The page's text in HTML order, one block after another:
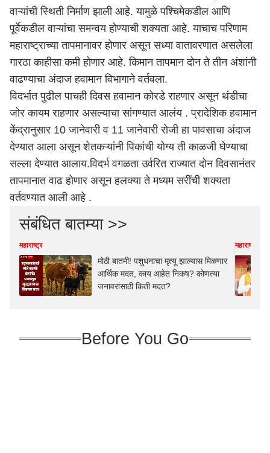
वाऱ्यांची स्थिती निर्माण झाली आहे. यामुळे पश्चिमेकडील आणि
पूर्वेकडील वाऱ्यांचा समन्वय होण्याची शक्यता आहे. याचाच परिणाम
महाराष्ट्राच्या तापमानावर होणार असून सध्या वातावरणात असलेला
गारठा काहीसा कमी होणार आहे. किमान तापमान दोन ते तीन अंशांनी
वाढण्याचा अंदाज हवामान विभागाने वर्तवला.
विदर्भात पुढील पाचही दिवस हवामान कोरडे राहणार असून थंडीचा
जोर कायम राहणार असल्याचा सांगण्यात आलंय . प्रादेशिक हवामान
केंद्रानुसार 10 जानेवारी व 11 जानेवारी रोजी हा पावसाचा अंदाज
देण्यात आला असून शेतकऱ्यांनी पिकांची योग्य ती काळजी घेण्याचा
सल्ला देण्यात आलाय.विदर्भ वगळता उर्वरित राज्यात दोन दिवसानंतर
तापमानात वाढ होणार असून हलक्या ते मध्यम सरींची शक्यता
वर्तवण्यात आली आहे .
संबंधित बातम्या >>
महाराष्ट्र
मोठी बातमी! पशुधनाचा मृत्यू झाल्यास मिळणार
आर्थिक मदत, काय आहेत निकष? कोणत्या
जनावरांसाठी किती मदत?
महाराष्ट्र
Before You Go